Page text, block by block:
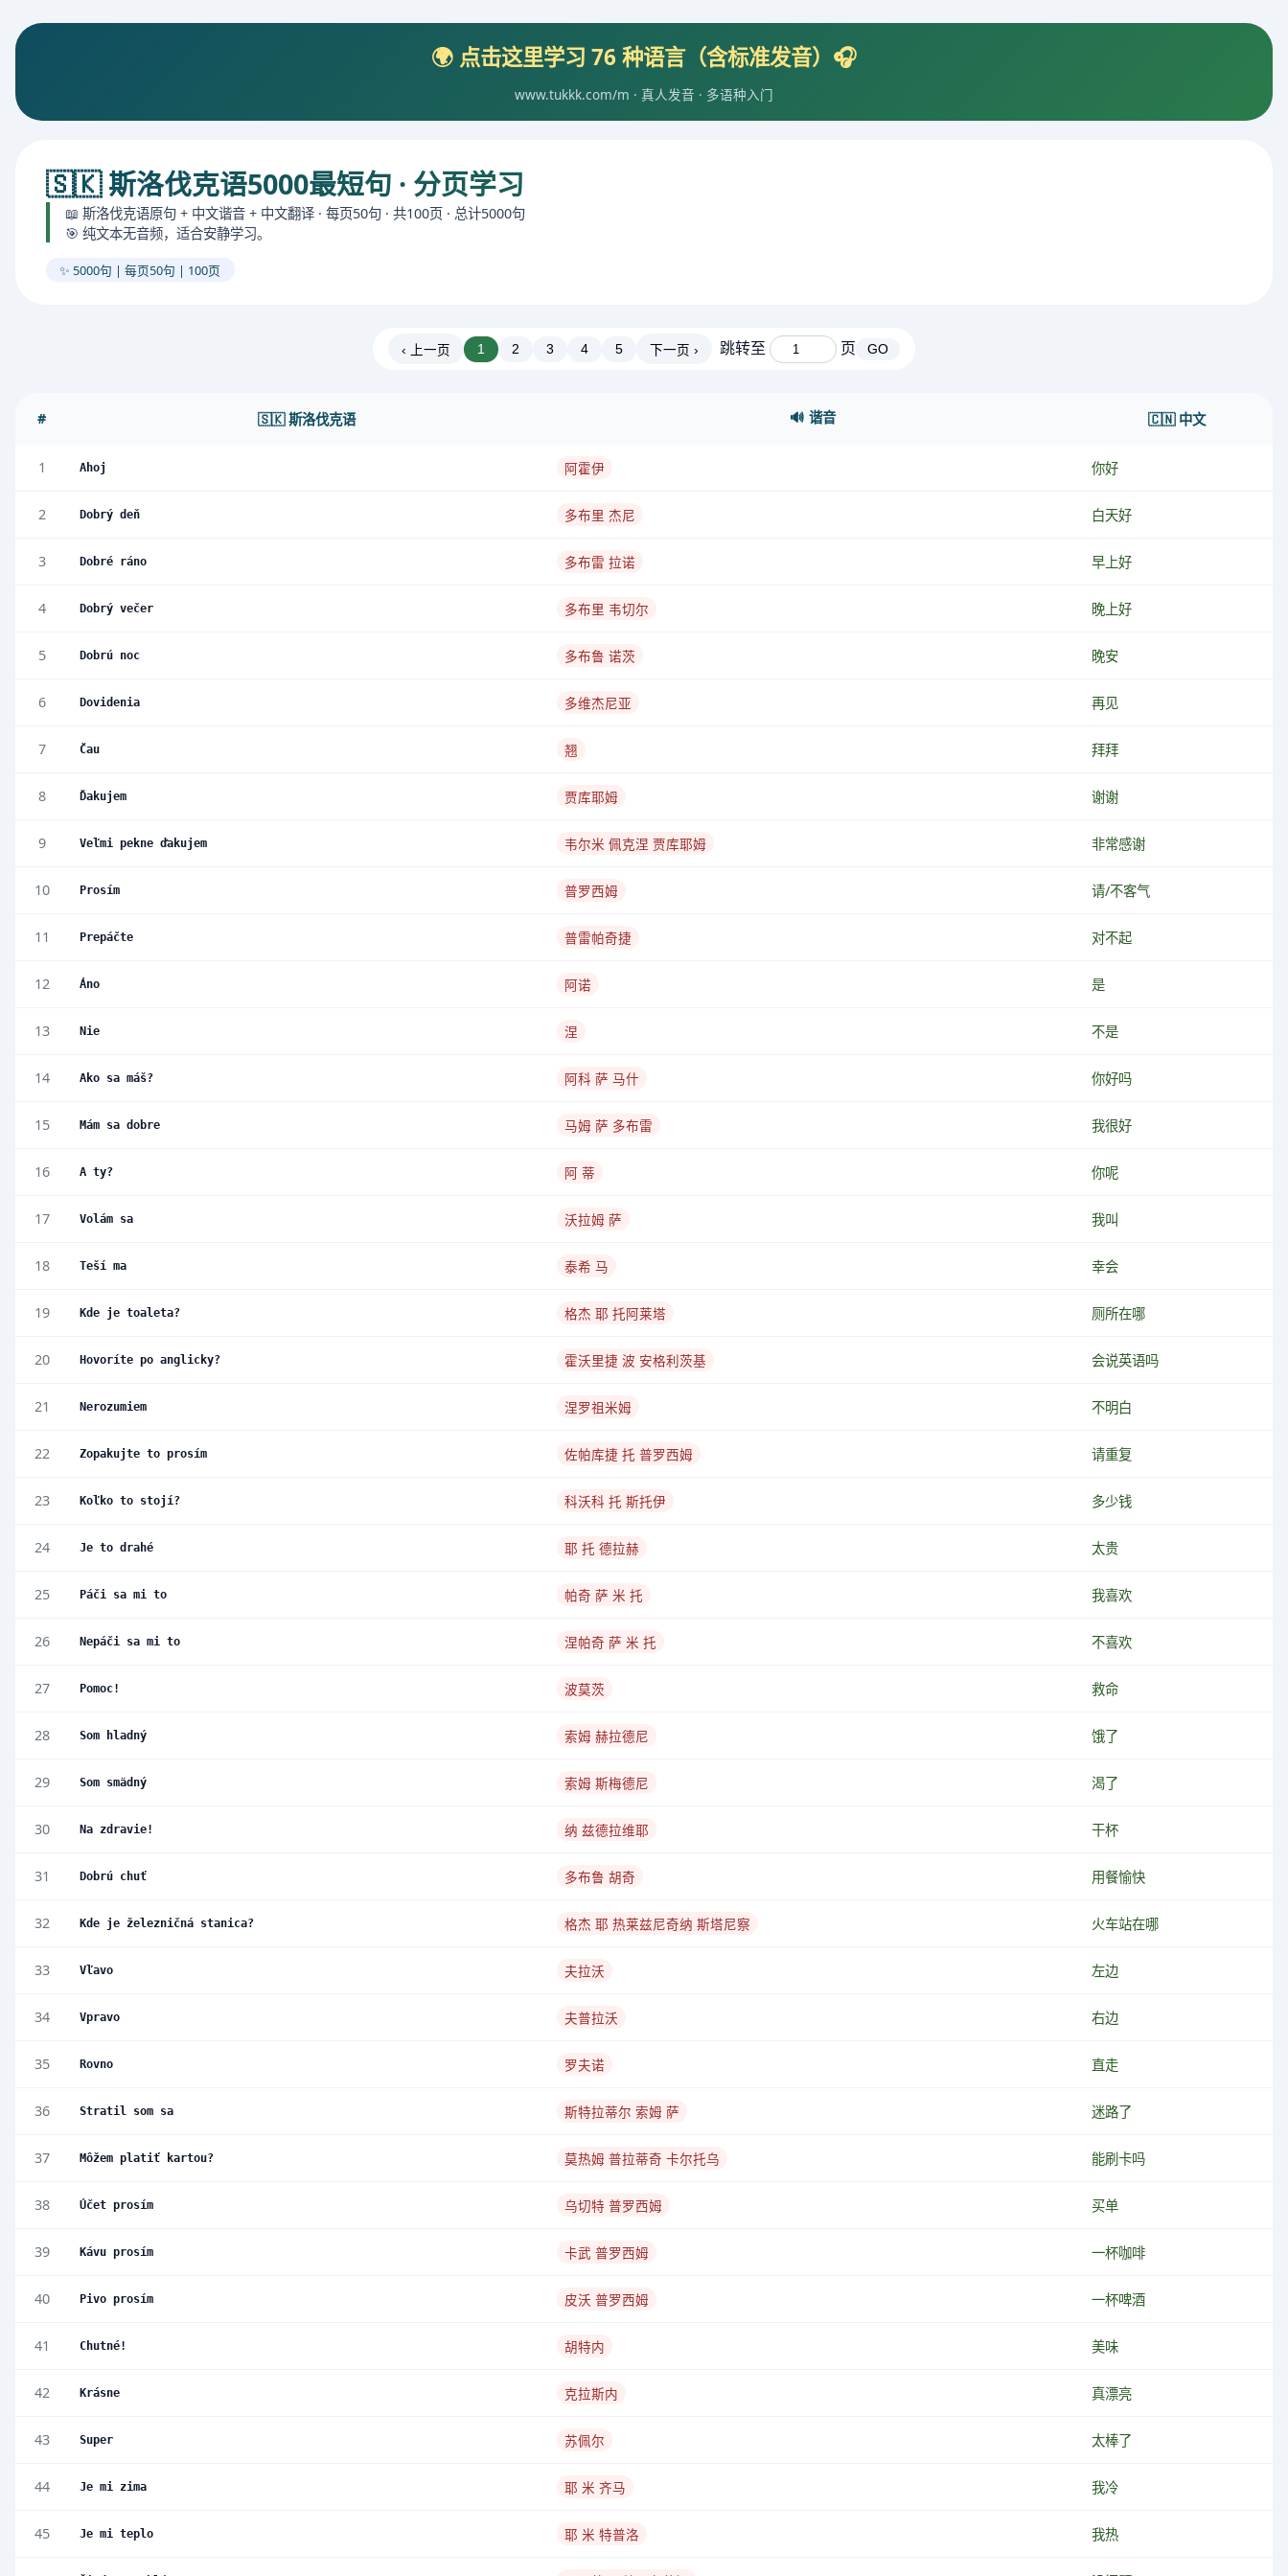
🌍 点击这里学习 76 种语言（含标准发音）🎧
www.tukkk.com/m · 真人发音 · 多语种入门
🇸🇰 斯洛伐克语5000最短句 · 分页学习
📖 斯洛伐克语原句 + 中文谐音 + 中文翻译 · 每页50句 · 共100页 · 总计5000句
🎯 纯文本无音频，适合安静学习。
✨ 5000句 | 每页50句 | 100页
‹ 上一页 1 2 3 4 5 下一页 › 跳转至 页 GO
# 🇸🇰 斯洛伐克语 🔊 谐音 🇨🇳 中文
1 Ahoj 阿霍伊 你好
2 Dobrý deň 多布里 杰尼 白天好
3 Dobré ráno 多布雷 拉诺 早上好
4 Dobrý večer 多布里 韦切尔 晚上好
5 Dobrú noc 多布鲁 诺茨 晚安
6 Dovidenia 多维杰尼亚 再见
7 Čau 翘 拜拜
8 Ďakujem 贾库耶姆 谢谢
9 Veľmi pekne ďakujem 韦尔米 佩克涅 贾库耶姆 非常感谢
10 Prosím 普罗西姆 请/不客气
11 Prepáčte 普雷帕奇捷 对不起
12 Áno 阿诺 是
13 Nie 涅 不是
14 Ako sa máš? 阿科 萨 马什 你好吗
15 Mám sa dobre 马姆 萨 多布雷 我很好
16 A ty? 阿 蒂 你呢
17 Volám sa 沃拉姆 萨 我叫
18 Teší ma 泰希 马 幸会
19 Kde je toaleta? 格杰 耶 托阿莱塔 厕所在哪
20 Hovoríte po anglicky? 霍沃里捷 波 安格利茨基 会说英语吗
21 Nerozumiem 涅罗祖米姆 不明白
22 Zopakujte to prosím 佐帕库捷 托 普罗西姆 请重复
23 Koľko to stojí? 科沃科 托 斯托伊 多少钱
24 Je to drahé 耶 托 德拉赫 太贵
25 Páči sa mi to 帕奇 萨 米 托 我喜欢
26 Nepáči sa mi to 涅帕奇 萨 米 托 不喜欢
27 Pomoc! 波莫茨 救命
28 Som hladný 索姆 赫拉德尼 饿了
29 Som smädný 索姆 斯梅德尼 渴了
30 Na zdravie! 纳 兹德拉维耶 干杯
31 Dobrú chuť 多布鲁 胡奇 用餐愉快
32 Kde je železničná stanica? 格杰 耶 热莱兹尼奇纳 斯塔尼察 火车站在哪
33 Vľavo 夫拉沃 左边
34 Vpravo 夫普拉沃 右边
35 Rovno 罗夫诺 直走
36 Stratil som sa 斯特拉蒂尔 索姆 萨 迷路了
37 Môžem platiť kartou? 莫热姆 普拉蒂奇 卡尔托乌 能刷卡吗
38 Účet prosím 乌切特 普罗西姆 买单
39 Kávu prosím 卡武 普罗西姆 一杯咖啡
40 Pivo prosím 皮沃 普罗西姆 一杯啤酒
41 Chutné! 胡特内 美味
42 Krásne 克拉斯内 真漂亮
43 Super 苏佩尔 太棒了
44 Je mi zima 耶 米 齐马 我冷
45 Je mi teplo 耶 米 特普洛 我热